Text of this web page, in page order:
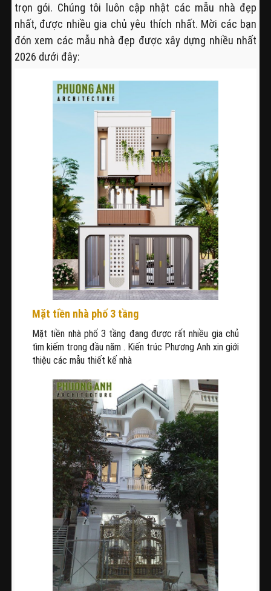
trọn gói. Chúng tôi luôn cập nhật các mẫu nhà đẹp
nhất, được nhiều gia chủ yêu thích nhất. Mời các bạn
đón xem các mẫu nhà đẹp được xây dựng nhiều nhất
2026 dưới đây:
Mặt tiền nhà phố 3 tầng
Mặt tiền nhà phố 3 tầng đang được rất nhiều gia chủ
tìm kiếm trong đầu năm . Kiến trúc Phương Anh xin giới
thiệu các mẫu thiết kế nhà